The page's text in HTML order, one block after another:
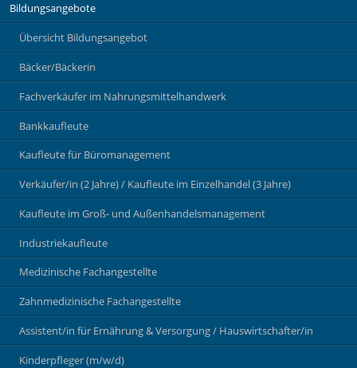
Bildungsangebote
Übersicht Bildungsangebot
Bäcker/Bäckerin
Fachverkäufer im Nahrungsmittelhandwerk
Bankkaufleute
Kaufleute für Büromanagement
Verkäufer/in (2 Jahre) / Kaufleute im Einzelhandel (3 Jahre)
Kaufleute im Groß- und Außenhandelsmanagement
Industriekaufleute
Medizinische Fachangestellte
Zahnmedizinische Fachangestellte
Assistent/in für Ernährung & Versorgung / Hauswirtschafter/in
Kinderpfleger (m/w/d)